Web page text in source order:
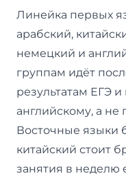
Линейка первых
арабский,
немецкий и
группам идёт
результатам ЕГЭ
английскому, а
Восточные языки
китайский стоит
занятия в неделю